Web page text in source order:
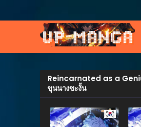
Reincarnated as a
ขุนนางซะงั้น
Manhwa